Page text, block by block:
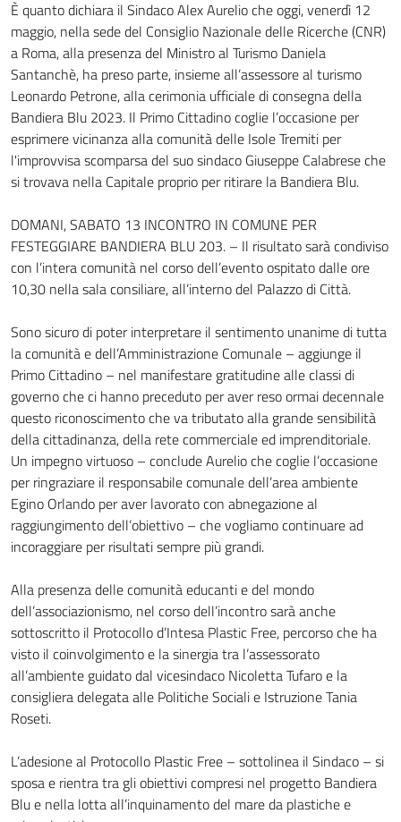
È quanto dichiara il Sindaco Alex Aurelio che oggi, venerdì 12
maggio, nella sede del Consiglio Nazionale delle Ricerche (CNR)
a Roma, alla presenza del Ministro al Turismo Daniela
Santanchè, ha preso parte, insieme all’assessore al turismo
Leonardo Petrone, alla cerimonia ufficiale di consegna della
Bandiera Blu 2023. Il Primo Cittadino coglie l’occasione per
esprimere vicinanza alla comunità delle Isole Tremiti per
l'improvvisa scomparsa del suo sindaco Giuseppe Calabrese che
si trovava nella Capitale proprio per ritirare la Bandiera Blu.
DOMANI, SABATO 13 INCONTRO IN COMUNE PER
FESTEGGIARE BANDIERA BLU 203. – Il risultato sarà condiviso
con l’intera comunità nel corso dell’evento ospitato dalle ore
10,30 nella sala consiliare, all’interno del Palazzo di Città.
Sono sicuro di poter interpretare il sentimento unanime di tutta
la comunità e dell’Amministrazione Comunale – aggiunge il
Primo Cittadino – nel manifestare gratitudine alle classi di
governo che ci hanno preceduto per aver reso ormai decennale
questo riconoscimento che va tributato alla grande sensibilità
della cittadinanza, della rete commerciale ed imprenditoriale.
Un impegno virtuoso – conclude Aurelio che coglie l’occasione
per ringraziare il responsabile comunale dell’area ambiente
Egino Orlando per aver lavorato con abnegazione al
raggiungimento dell’obiettivo – che vogliamo continuare ad
incoraggiare per risultati sempre più grandi.
Alla presenza delle comunità educanti e del mondo
dell’associazionismo, nel corso dell’incontro sarà anche
sottoscritto il Protocollo d’Intesa Plastic Free, percorso che ha
visto il coinvolgimento e la sinergia tra l’assessorato
all’ambiente guidato dal vicesindaco Nicoletta Tufaro e la
consigliera delegata alle Politiche Sociali e Istruzione Tania
Roseti.
L’adesione al Protocollo Plastic Free – sottolinea il Sindaco – si
sposa e rientra tra gli obiettivi compresi nel progetto Bandiera
Blu e nella lotta all’inquinamento del mare da plastiche e